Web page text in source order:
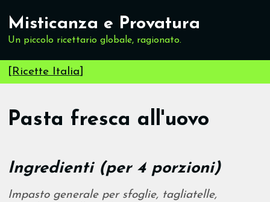
Misticanza e Provatura
Un piccolo ricettario globale, ragionato.
[Ricette Italia]
Pasta fresca all'uovo
Ingredienti (per 4 porzioni)
Impasto generale per sfoglie, tagliatelle,